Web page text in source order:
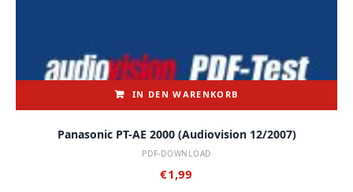
IN DEN WARENKORB
Panasonic PT-AE 2000 (audiovision 12/2007)
PDF-DOWNLOAD
€1,99